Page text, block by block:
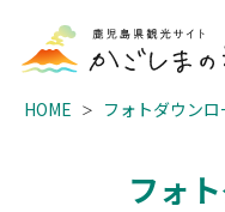
HOME フォトダウンロ
フォ